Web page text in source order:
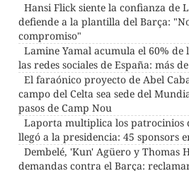
Hansi Flick siente la confianza de
defiende a la plantilla del Barça:
compromiso"
Lamine Yamal acumula el 60% de
las redes sociales de España: más
El faraónico proyecto de Abel
campo del Celta sea sede del
pasos de Camp Nou
Laporta multiplica los patrocinios
llegó a la presidencia: 45 sponsors
Dembelé, 'Kun' Agüero y Thomas
demandas contra el Barça: